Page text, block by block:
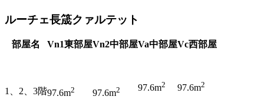
ルーチェ長筬クァルテット
部屋名 Vn1東部屋Vn2中部屋Va中部屋Vc西部屋
1、2、3階97.6m2 97.6m2 97.6m2 97.6m2